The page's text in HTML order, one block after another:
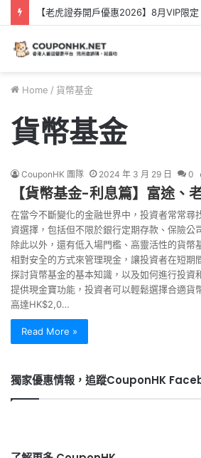
Home / 貨幣基金
貨幣基金
CouponHK 團隊 2024 年 3 月 29 日 0
【貨幣基金-利息篇】富途、
在當今不斷變化的金融世界中，投資者常常尋
資選擇，包括但不限於銀行定期存款、保險公
除此以外，還有低入場門檻、高靈活性的貨幣
相對安全的方式來管理現金，讓投資者在短期
探討貨幣基金的基本知識，以及如何進行投資
提供現金寶功能，投資者可以輕鬆選擇合適貨
高達HK$2,0…
Read More »
獨家優惠情報，追蹤CouponHK